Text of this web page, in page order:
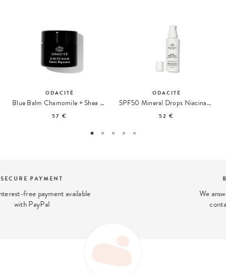
ODACITÉ
Blue Balm Chamomile + Shea Butter Repair Balm
57 €
ODACITÉ
SPF50 Mineral Drops Niacinamide + Green Tea Sunscreen
52 €
We answer your beauty questions: